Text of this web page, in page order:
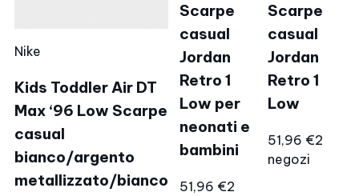
Nike
Kids Toddler Air DT
Max ‘96 Low Scarpe
casual
bianco/argento
metallizzato/bianco
Scarpe
casual
Jordan
Retro 1
Low per
neonati e
bambini
51,96 €2
Scarpe
casual
Jordan
Retro 1
Low
51,96 €2
negozi